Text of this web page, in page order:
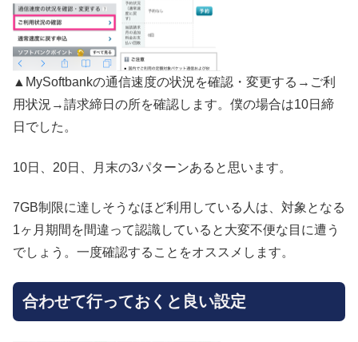
▲MySoftbankの通信速度の状況を確認・変更する→ご利
用状況→請求締日の所を確認します。僕の場合は10日締
日でした。
10日、20日、月末の3パターンあると思います。
7GB制限に達しそうなほど利用している人は、対象となる
1ヶ月期間を間違って認識していると大変不便な目に遭う
でしょう。一度確認することをオススメします。
合わせて行っておくと良い設定